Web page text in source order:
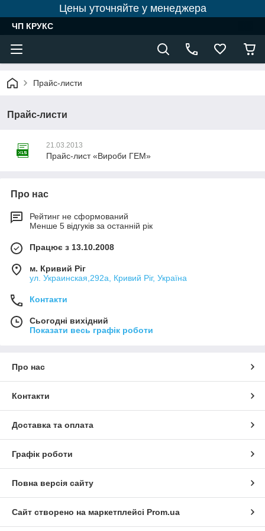
Цены уточняйте у менеджера
ЧП КРУКС
Прайс-листи
Прайс-листи
21.03.2013
Прайс-лист «Вироби ГЕМ»
Про нас
Рейтинг не сформований
Менше 5 відгуків за останній рік
Працює з 13.10.2008
м. Кривий Ріг
ул. Украинская,292а, Кривий Ріг, Україна
Контакти
Сьогодні вихідний
Показати весь графік роботи
Про нас
Контакти
Доставка та оплата
Графік роботи
Повна версія сайту
Сайт створено на маркетплейсі Prom.ua